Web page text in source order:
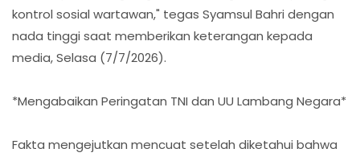
kontrol sosial wartawan," tegas Syamsul Bahri dengan
nada tinggi saat memberikan keterangan kepada
media, Selasa (7/7/2026).
*​Mengabaikan Peringatan TNI dan UU Lambang Negara*
​Fakta mengejutkan mencuat setelah diketahui bahwa